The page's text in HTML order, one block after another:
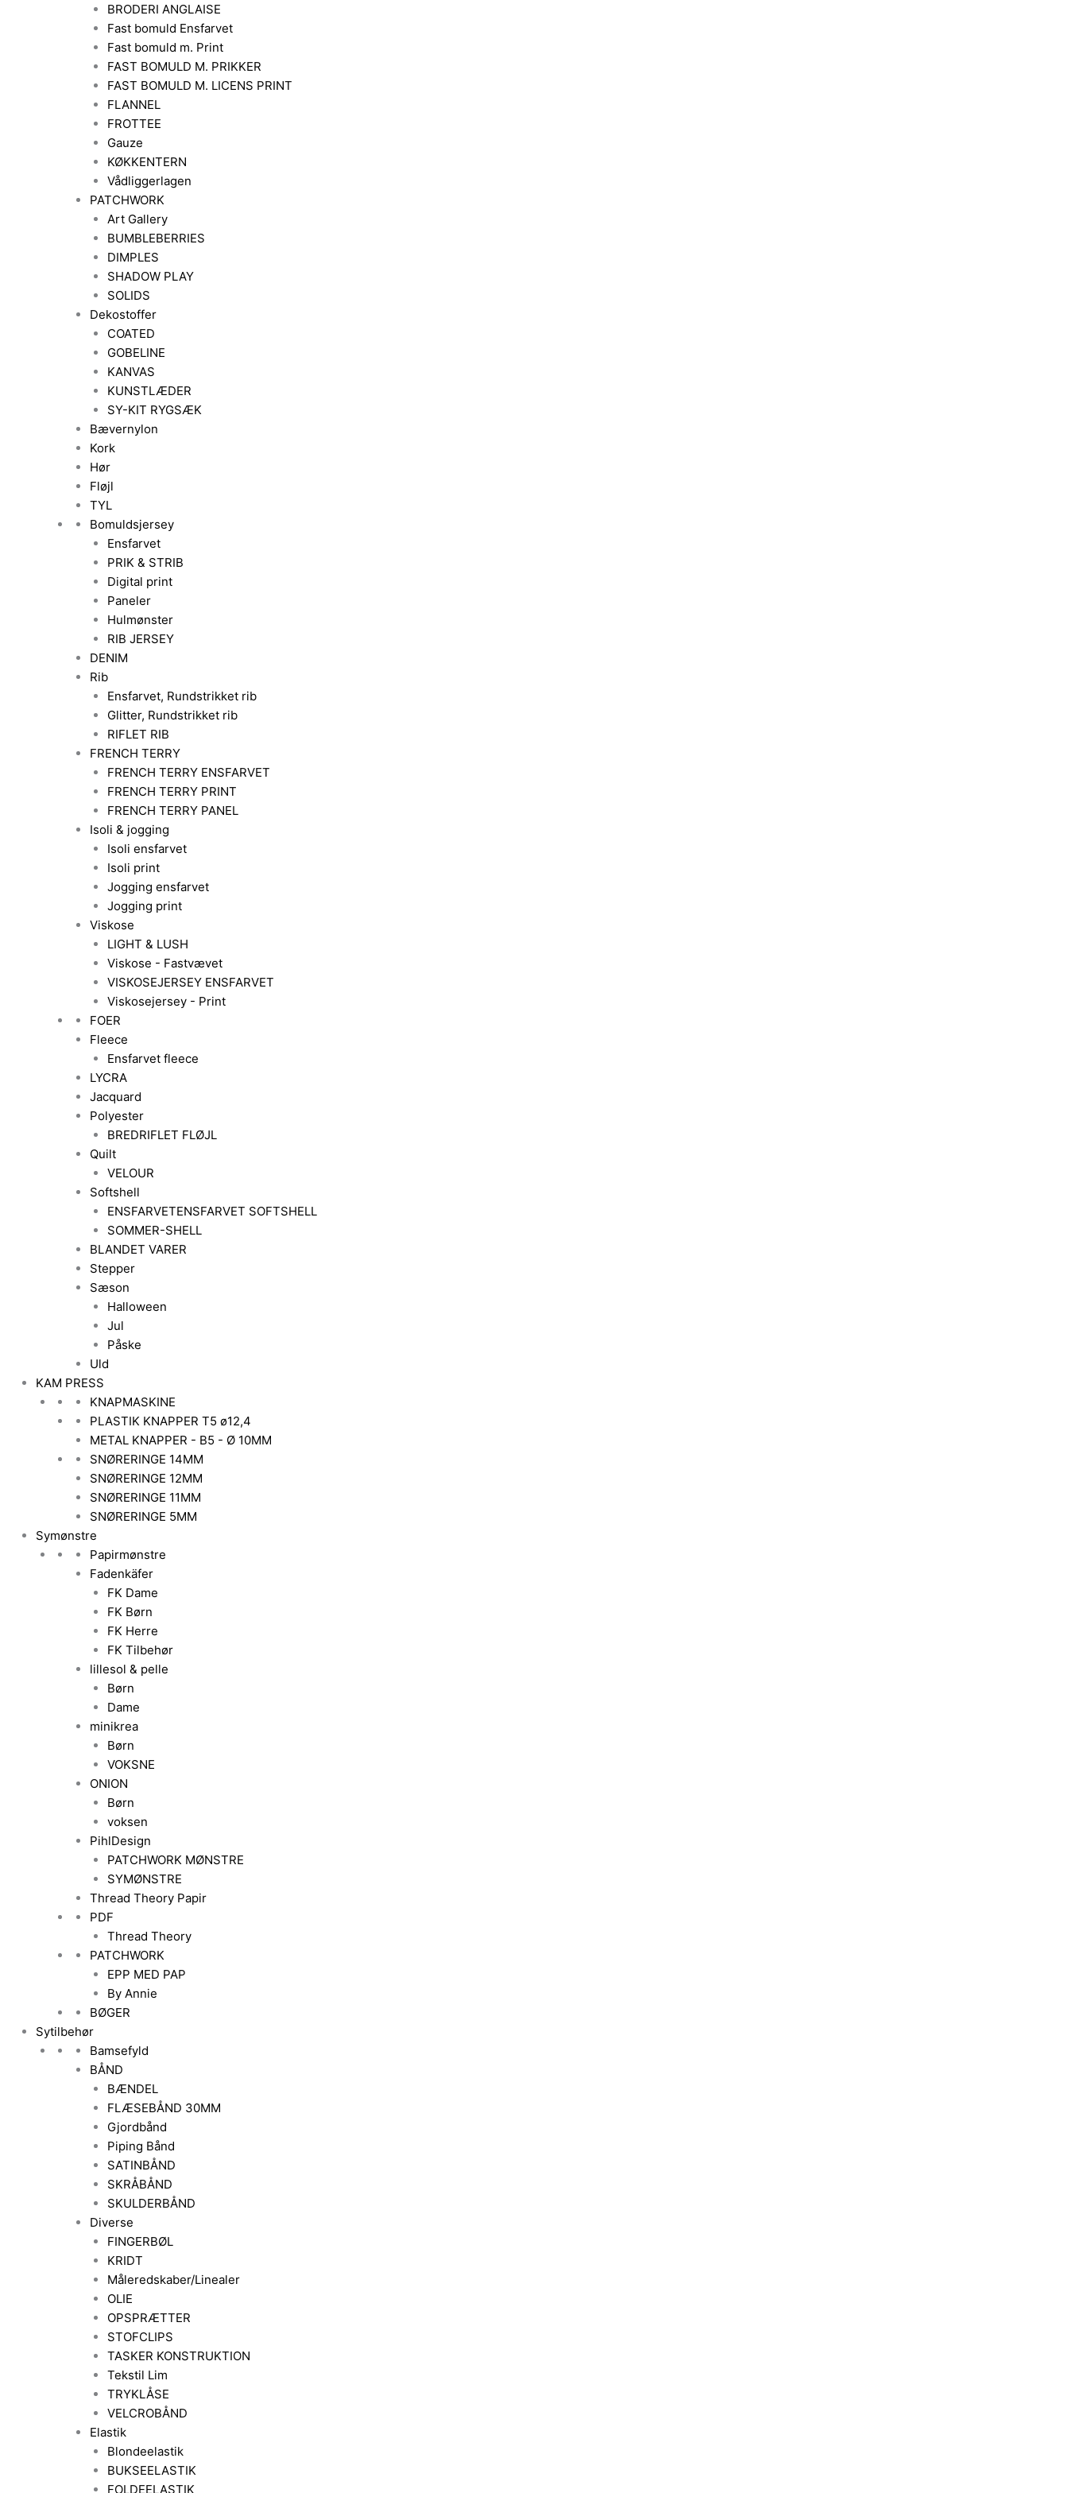
BRODERI ANGLAISE
Fast bomuld Ensfarvet
Fast bomuld m. Print
FAST BOMULD M. PRIKKER
FAST BOMULD M. LICENS PRINT
FLANNEL
FROTTEE
Gauze
KØKKENTERN
Vådliggerlagen
PATCHWORK
Art Gallery
BUMBLEBERRIES
DIMPLES
SHADOW PLAY
SOLIDS
Dekostoffer
COATED
GOBELINE
KANVAS
KUNSTLÆDER
SY-KIT RYGSÆK
Bævernylon
Kork
Hør
Fløjl
TYL
Bomuldsjersey
Ensfarvet
PRIK & STRIB
Digital print
Paneler
Hulmønster
RIB JERSEY
DENIM
Rib
Ensfarvet, Rundstrikket rib
Glitter, Rundstrikket rib
RIFLET RIB
FRENCH TERRY
FRENCH TERRY ENSFARVET
FRENCH TERRY PRINT
FRENCH TERRY PANEL
Isoli & jogging
Isoli ensfarvet
Isoli print
Jogging ensfarvet
Jogging print
Viskose
LIGHT & LUSH
Viskose - Fastvævet
VISKOSEJERSEY ENSFARVET
Viskosejersey - Print
FOER
Fleece
Ensfarvet fleece
LYCRA
Jacquard
Polyester
BREDRIFLET FLØJL
Quilt
VELOUR
Softshell
ENSFARVETENSFARVET SOFTSHELL
SOMMER-SHELL
BLANDET VARER
Stepper
Sæson
Halloween
Jul
Påske
Uld
KAM PRESS
KNAPMASKINE
PLASTIK KNAPPER T5 ø12,4
METAL KNAPPER - B5 - Ø 10MM
SNØRERINGE 14MM
SNØRERINGE 12MM
SNØRERINGE 11MM
SNØRERINGE 5MM
Symønstre
Papirmønstre
Fadenkäfer
FK Dame
FK Børn
FK Herre
FK Tilbehør
lillesol & pelle
Børn
Dame
minikrea
Børn
VOKSNE
ONION
Børn
voksen
PihlDesign
PATCHWORK MØNSTRE
SYMØNSTRE
Thread Theory Papir
PDF
Thread Theory
PATCHWORK
EPP MED PAP
By Annie
BØGER
Sytilbehør
Bamsefyld
BÅND
BÆNDEL
FLÆSEBÅND 30MM
Gjordbånd
Piping Bånd
SATINBÅND
SKRÅBÅND
SKULDERBÅND
Diverse
FINGERBØL
KRIDT
Måleredskaber/Linealer
OLIE
OPSPRÆTTER
STOFCLIPS
TASKER KONSTRUKTION
Tekstil Lim
TRYKLÅSE
VELCROBÅND
Elastik
Blondeelastik
BUKSEELASTIK
FOLDEELASTIK